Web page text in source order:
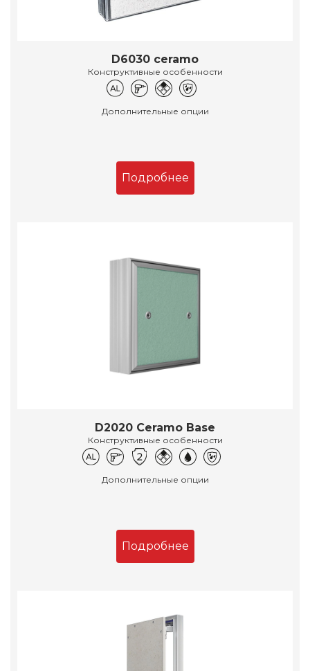
D6030 ceramo
Конструктивные особенности
Дополнительные опции
Подробнее
D2020 Ceramo Base
Конструктивные особенности
Дополнительные опции
Подробнее